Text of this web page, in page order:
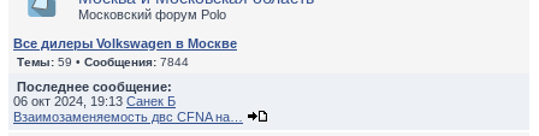
Московский форум Polo
Все дилеры Volkswagen в Москве
Темы: 59 • Сообщения: 7844
Последнее сообщение:
06 окт 2024, 19:13 Санек Б
Взаимозаменяемость двс CFNA на…